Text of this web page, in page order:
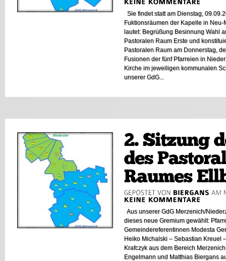
Sie findet statt am Dienstag,
Fuktionsräumen der Kapelle in
lautet: Begrüßung Besinnung Wahl
Pastoralen Raum Erste und
Pastoralen Raum am Donnerstag,
Fusionen der fünf Pfarreien in
Kirche im jeweiligen kommunalen
unserer GdG...
Aus unserer GdG Merzenich/
dieses neue Gremium gewählt:
Gemeindereferentinnen Modesta
Heiko Michalski – Sebastian Kreuel
Krafczyk aus dem Bereich
Engelmann und Matthias Biergans